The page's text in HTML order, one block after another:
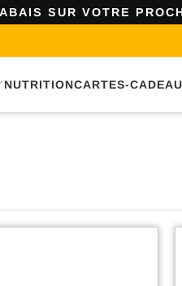
SUR VOTRE
NUTRITIONCARTES-